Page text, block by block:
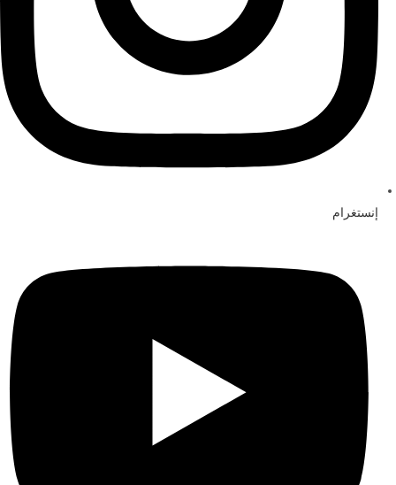
إنستغرام